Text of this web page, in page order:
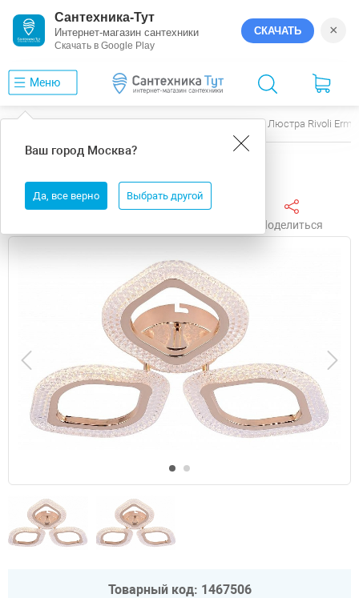
Сантехника-Тут
Интернет-магазин сантехники
Скачать в Google Play
СКАЧАТЬ ×
Меню
Ваш город Москва?
Да, все верно Выбрать другой
Люстра Rivoli
Люстра Rivoli Erminia Б0068410 высота 80 мм
Поделиться
Товарный код: 1467506